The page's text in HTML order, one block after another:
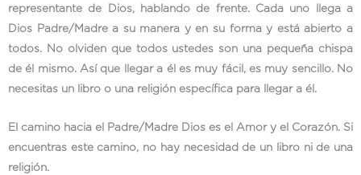
representante de Dios, hablando de frente. Cada uno llega a
Dios Padre/Madre a su manera y en su forma y está abierto a
todos. No olviden que todos ustedes son una pequeña chispa
de él mismo. Así que llegar a él es muy fácil, es muy sencillo. No
necesitas un libro o una religión específica para llegar a él.
El camino hacia el Padre/Madre Dios es el Amor y el Corazón. Si
encuentras este camino, no hay necesidad de un libro ni de una
religión.